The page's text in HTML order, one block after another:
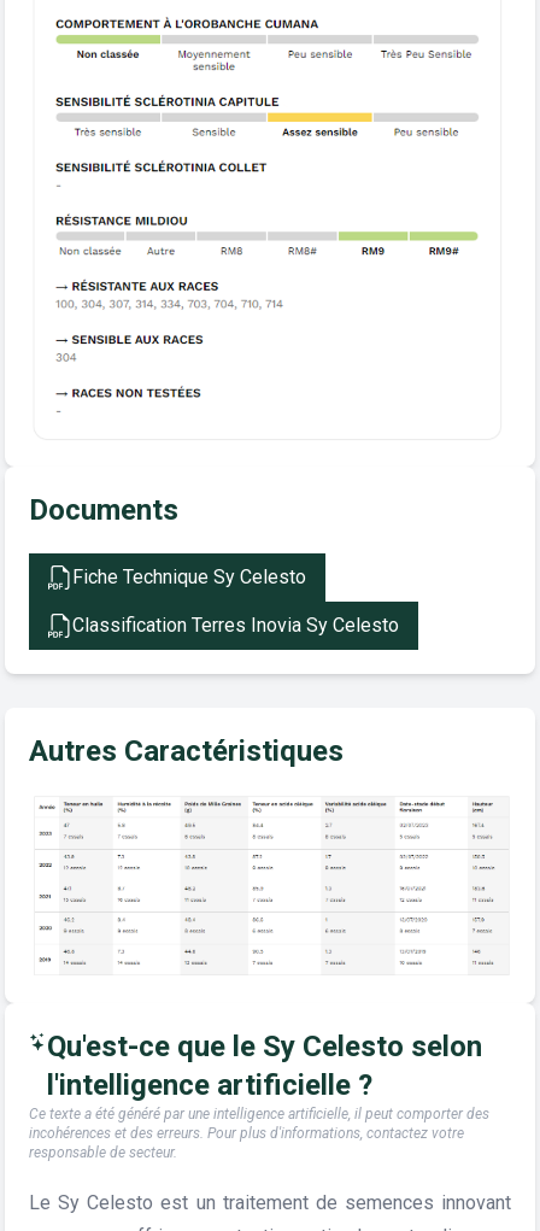
Documents
Fiche Technique Sy Celesto
Classification Terres Inovia Sy Celesto
Autres Caractéristiques
Qu'est-ce que le Sy Celesto selon
l'intelligence artificielle ?
Ce texte a été généré par une intelligence artificielle, il peut comporter des
incohérences et des erreurs. Pour plus d'informations, contactez votre
responsable de secteur.
Le Sy Celesto est un traitement de semences innovant